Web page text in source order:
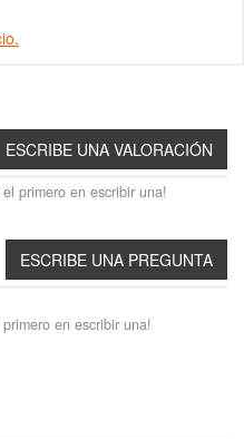
primero en escribir una!
en escribir una!